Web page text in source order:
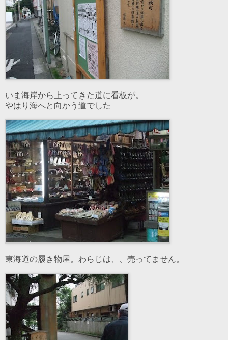
いま海岸から上ってきた道に看板が。
やはり海へと向かう道でした
東海道の履き物屋。わらじは、、売ってません。